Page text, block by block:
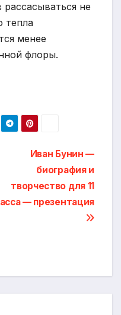
не
тепла
менее
флоры.
Иван Бунин —
биография и
творчество для 11
— презентация